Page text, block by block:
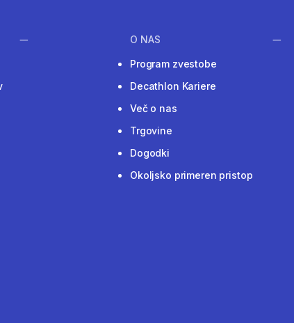
O NAS
Program zvestobe
Decathlon Kariere
Več o nas
Trgovine
Dogodki
Okoljsko primeren pristop